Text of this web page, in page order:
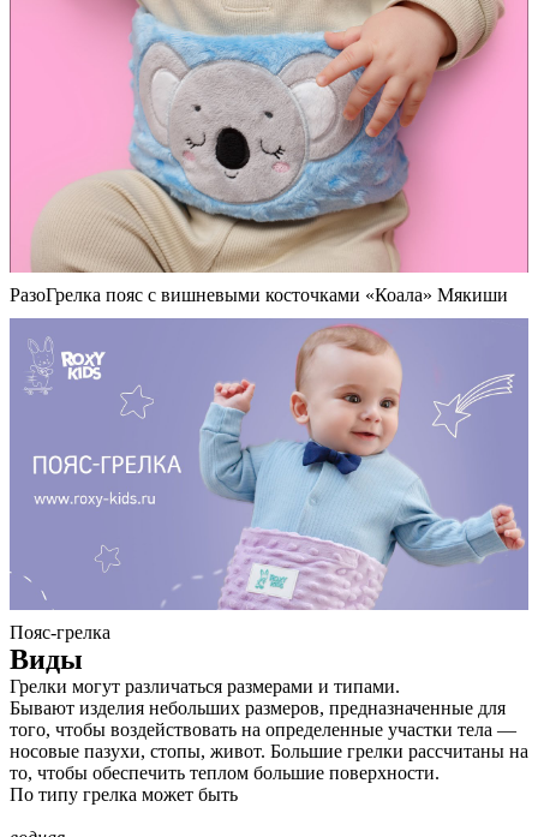
РазоГрелка пояс с вишневыми косточками «Коала» Мякиши
Пояс-грелка
Виды
Грелки могут различаться размерами и типами.
Бывают изделия небольших размеров, предназначенные для
того, чтобы воздействовать на определенные участки тела —
носовые пазухи, стопы, живот. Большие грелки рассчитаны на
то, чтобы обеспечить теплом большие поверхности.
По типу грелка может быть